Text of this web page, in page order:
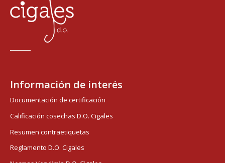
Información de interés
Documentación de certificación
Calificación cosechas D.O. Cigales
Resumen contraetiquetas
Reglamento D.O. Cigales